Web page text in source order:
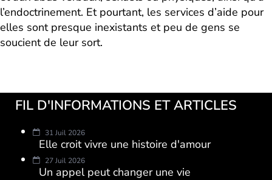
l’endoctrinement. Et pourtant, les services d’aide pour
elles sont presque inexistants et peu de gens se
soucient de leur sort.
FIL D'INFORMATIONS ET ARTICLES
31 Juil 2026
Elle croit vivre une histoire d'amour
27 Juil 2026
Un appel peut changer une vie